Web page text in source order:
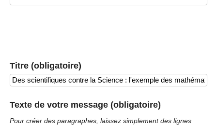
Titre (obligatoire)
Texte de votre message (obligatoire)
Pour créer des paragraphes, laissez simplement des lignes